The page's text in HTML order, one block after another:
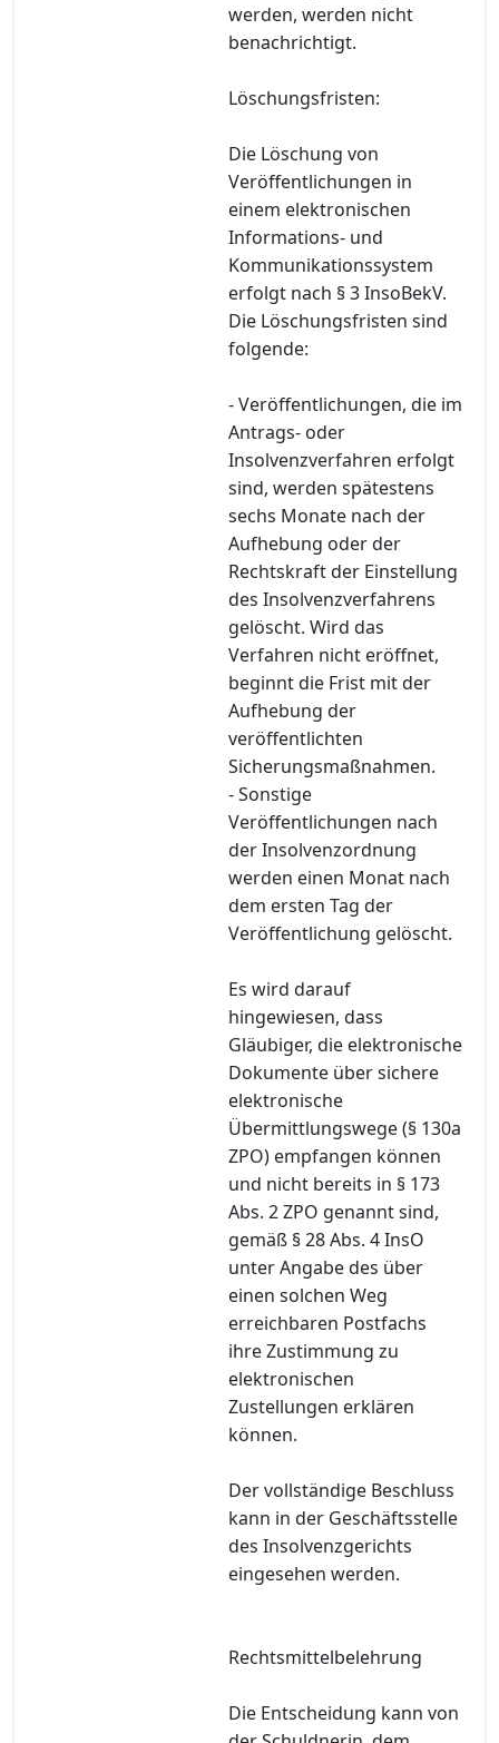
werden, werden nicht
benachrichtigt.
Löschungsfristen:
Die Löschung von
Veröffentlichungen in
einem elektronischen
Informations- und
Kommunikationssystem
erfolgt nach § 3 InsoBekV.
Die Löschungsfristen sind
folgende:
- Veröffentlichungen, die im
Antrags- oder
Insolvenzverfahren erfolgt
sind, werden spätestens
sechs Monate nach der
Aufhebung oder der
Rechtskraft der Einstellung
des Insolvenzverfahrens
gelöscht. Wird das
Verfahren nicht eröffnet,
beginnt die Frist mit der
Aufhebung der
veröffentlichten
Sicherungsmaßnahmen.
- Sonstige
Veröffentlichungen nach
der Insolvenzordnung
werden einen Monat nach
dem ersten Tag der
Veröffentlichung gelöscht.
Es wird darauf
hingewiesen, dass
Gläubiger, die elektronische
Dokumente über sichere
elektronische
Übermittlungswege (§ 130a
ZPO) empfangen können
und nicht bereits in § 173
Abs. 2 ZPO genannt sind,
gemäß § 28 Abs. 4 InsO
unter Angabe des über
einen solchen Weg
erreichbaren Postfachs
ihre Zustimmung zu
elektronischen
Zustellungen erklären
können.
Der vollständige Beschluss
kann in der Geschäftsstelle
des Insolvenzgerichts
eingesehen werden.
Rechtsmittelbelehrung
Die Entscheidung kann von